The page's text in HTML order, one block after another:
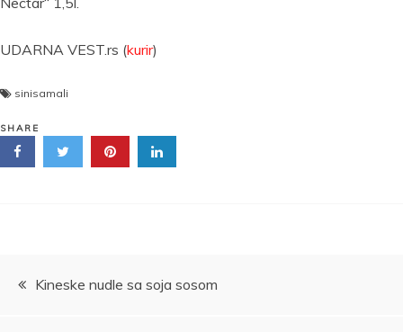
UDARNA VEST.rs (kurir)
sinisamali
SHARE
Kretanje
Kineske nudle sa soja sosom